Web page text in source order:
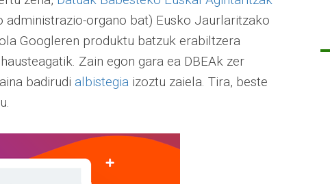
administrazio-organo bat) Eusko Jaurlaritzako
Googleren produktu batzuk erabiltzera
Zain egon gara ea DBEAk zer
badirudi albistegia izoztu zaiela. Tira, beste